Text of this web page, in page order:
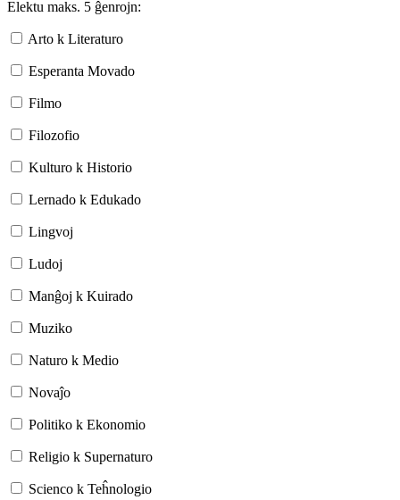
Elektu maks. 5 ĝenrojn:
Arto k Literaturo
Esperanta Movado
Filmo
Filozofio
Kulturo k Historio
Lernado k Edukado
Lingvoj
Ludoj
Manĝoj k Kuirado
Muziko
Naturo k Medio
Novaĵo
Politiko k Ekonomio
Religio k Supernaturo
Scienco k Teĥnologio